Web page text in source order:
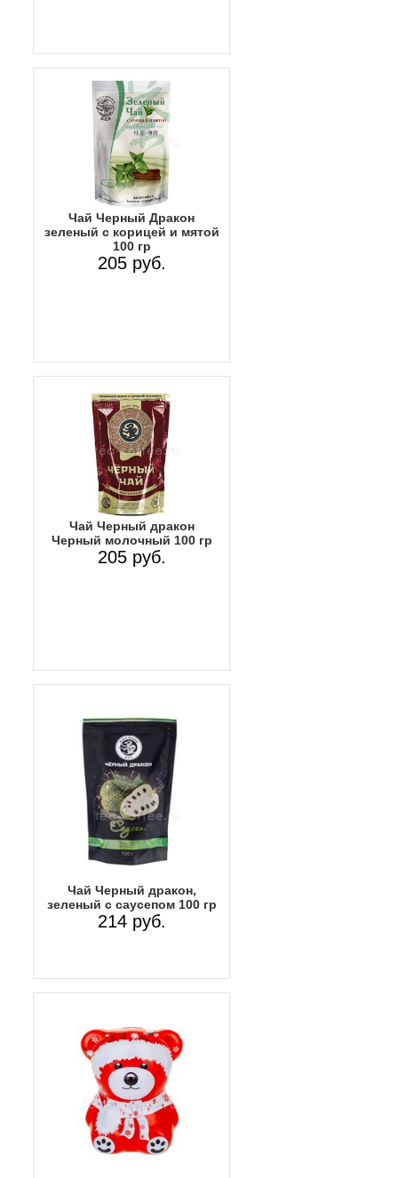
Чай Черный Дракон
зеленый с корицей и мятой
100 гр
205 руб.
Чай Черный дракон
Черный молочный 100 гр
205 руб.
Чай Черный дракон,
зеленый с саусепом 100 гр
214 руб.